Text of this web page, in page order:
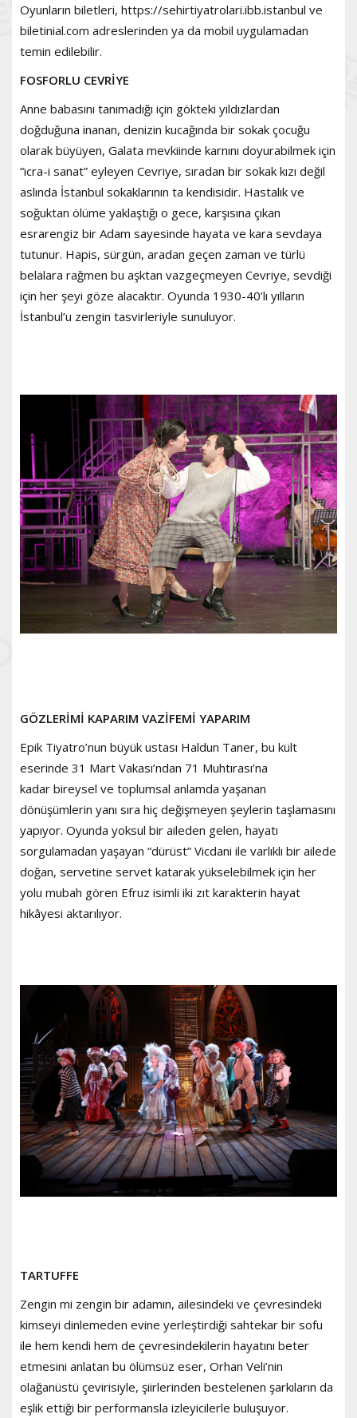
Oyunların biletleri, https://sehirtiyatrolari.ibb.istanbul ve
biletinial.com adreslerinden ya da mobil uygulamadan
temin edilebilir.
FOSFORLU CEVRİYE
Anne babasını tanımadığı için gökteki yıldızlardan
doğduğuna inanan, denizin kucağında bir sokak çocuğu
olarak büyüyen, Galata mevkiinde karnını doyurabilmek için
“icra-i sanat” eyleyen Cevriye, sıradan bir sokak kızı değil
aslında İstanbul sokaklarının ta kendisidir. Hastalık ve
soğuktan ölüme yaklaştığı o gece, karşısına çıkan
esrarengiz bir Adam sayesinde hayata ve kara sevdaya
tutunur. Hapis, sürgün, aradan geçen zaman ve türlü
belalara rağmen bu aşktan vazgeçmeyen Cevriye, sevdiği
için her şeyi göze alacaktır. Oyunda 1930-40’lı yılların
İstanbul’u zengin tasvirleriyle sunuluyor.
GÖZLERİMİ KAPARIM VAZİFEMİ YAPARIM
Epik Tiyatro’nun büyük ustası Haldun Taner, bu kült
eserinde 31 Mart Vakası’ndan 71 Muhtırası’na
kadar bireysel ve toplumsal anlamda yaşanan
dönüşümlerin yanı sıra hiç değişmeyen şeylerin taşlamasını
yapıyor. Oyunda yoksul bir aileden gelen, hayatı
sorgulamadan yaşayan “dürüst” Vicdani ile varlıklı bir ailede
doğan, servetine servet katarak yükselebilmek için her
yolu mubah gören Efruz isimli iki zıt karakterin hayat
hikâyesi aktarılıyor.
TARTUFFE
Zengin mi zengin bir adamın, ailesindeki ve çevresindeki
kimseyi dinlemeden evine yerleştirdiği sahtekar bir sofu
ile hem kendi hem de çevresindekilerin hayatını beter
etmesini anlatan bu ölümsüz eser, Orhan Veli’nin
olağanüstü çevirisiyle, şiirlerinden bestelenen şarkıların da
eşlik ettiği bir performansla izleyicilerle buluşuyor.